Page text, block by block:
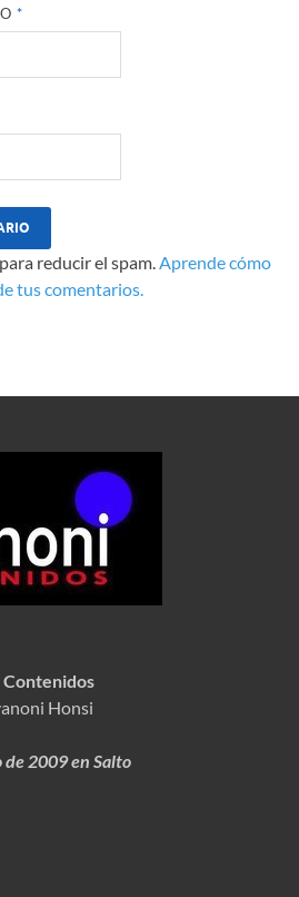
*
reducir el spam.Aprende cómo
tus comentarios.
Honsi
de 2009 en Salto